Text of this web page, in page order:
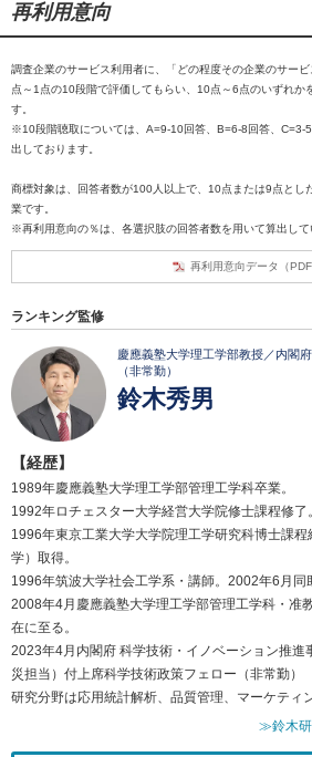
再利用意向
調査企業のサービス利用者に、「どの程度その企業のサー
点～1点の10段階で評価してもらい、10点～6点のいずれか
す。
※10段階聴取については、A=9-10回答、B=6-8回答、C=3-
出しております。
商標対象は、回答者数が100人以上で、10点または9点とし
業です。
※再利用意向の％は、各選択肢の回答者数を用いて算出して
再利用意向データ（PDF
ランキング監修
慶應義塾大学理工学部教授／内閣
（非常勤）
鈴木秀男
【経歴】
1989年慶應義塾大学理工学部管理工学科卒業。
1992年ロチェスター大学経営大学院修士課程修了。
1996年東京工業大学大学院理工学研究科博士課
学）取得。
1996年筑波大学社会工学系・講師。2002年6月同
2008年4月慶應義塾大学理工学部管理工学科・准
在に至る。
2023年4月内閣府 科学技術・イノベーション推進
災担当）付上席科学技術政策フェロー（非常勤）
研究分野は応用統計解析、品質管理、マーケティン
≫鈴木研